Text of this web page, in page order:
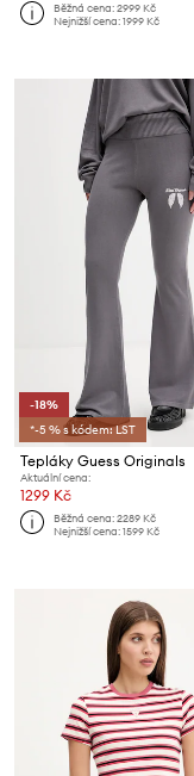
Běžná cena:2999 Kč
Nejnižší cena:1999 Kč
-18%
*-5 % s kódem: LST
Tepláky Guess Originals
Aktuální cena:
1299 Kč
Běžná cena:2289 Kč
Nejnižší cena:1599 Kč